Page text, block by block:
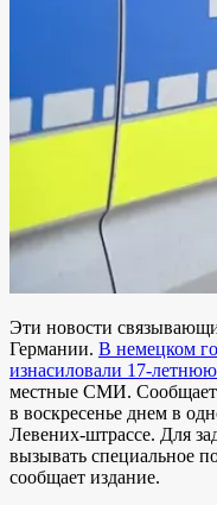
Эти новости
Германии. В немецком
изнасиловали 17-
местные СМИ.
в воскресенье днем в
Левених-штрассе. Для
вызывать специальное
сообщает издание.